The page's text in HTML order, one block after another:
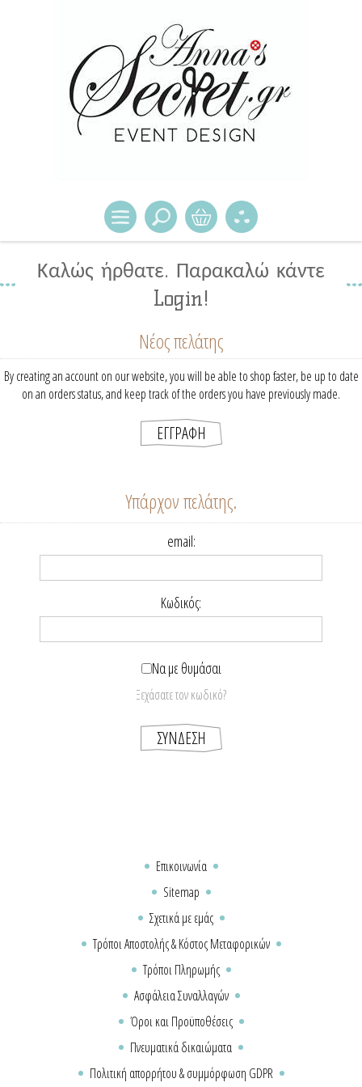
Καλώς ήρθατε. Παρακαλώ κάντε
Login!
Νέος πελάτης
By creating an account on our website, you will be able to shop faster, be up to date
on an orders status, and keep track of the orders you have previously made.
Υπάρχον πελάτης.
email:
Κωδικός:
Να με θυμάσαι
Ξεχάσατε τον κωδικό?
Επικοινωνία
Sitemap
Σχετικά με εμάς
Τρόποι Αποστολής & Κόστος Μεταφορικών
Τρόποι Πληρωμής
Ασφάλεια Συναλλαγών
Όροι και Προϋποθέσεις
Πνευματικά δικαιώματα
Πολιτική απορρήτου & συμμόρφωση GDPR